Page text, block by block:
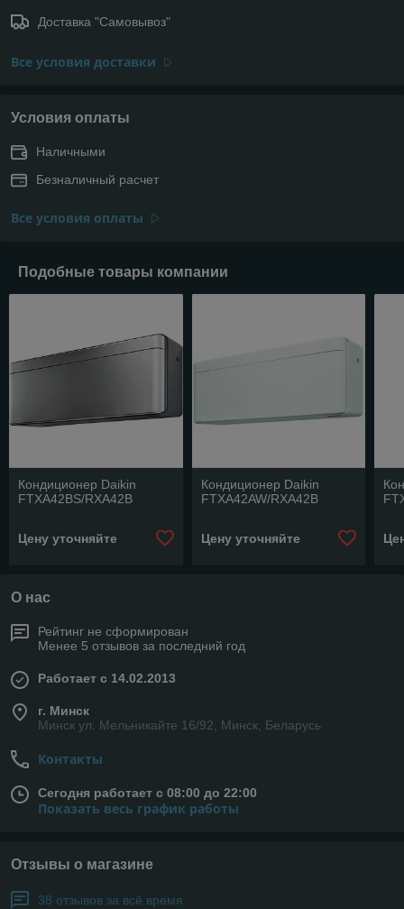
Доставка "Самовывоз"
Все условия доставки
Условия оплаты
Наличными
Безналичный расчет
Все условия оплаты
Подобные товары компании
Кондиционер Daikin
FTXA42BS/RXA42B
Цену уточняйте
Кондиционер Daikin
FTXA42AW/RXA42B
Цену уточняйте
О нас
Рейтинг не сформирован
Менее 5 отзывов за последний год
Работает с 14.02.2013
г. Минск
Минск ул. Мельникайте 16/92, Минск, Беларусь
Контакты
Сегодня работает с 08:00 до 22:00
Показать весь график работы
Отзывы о магазине
38 отзывов за всё время